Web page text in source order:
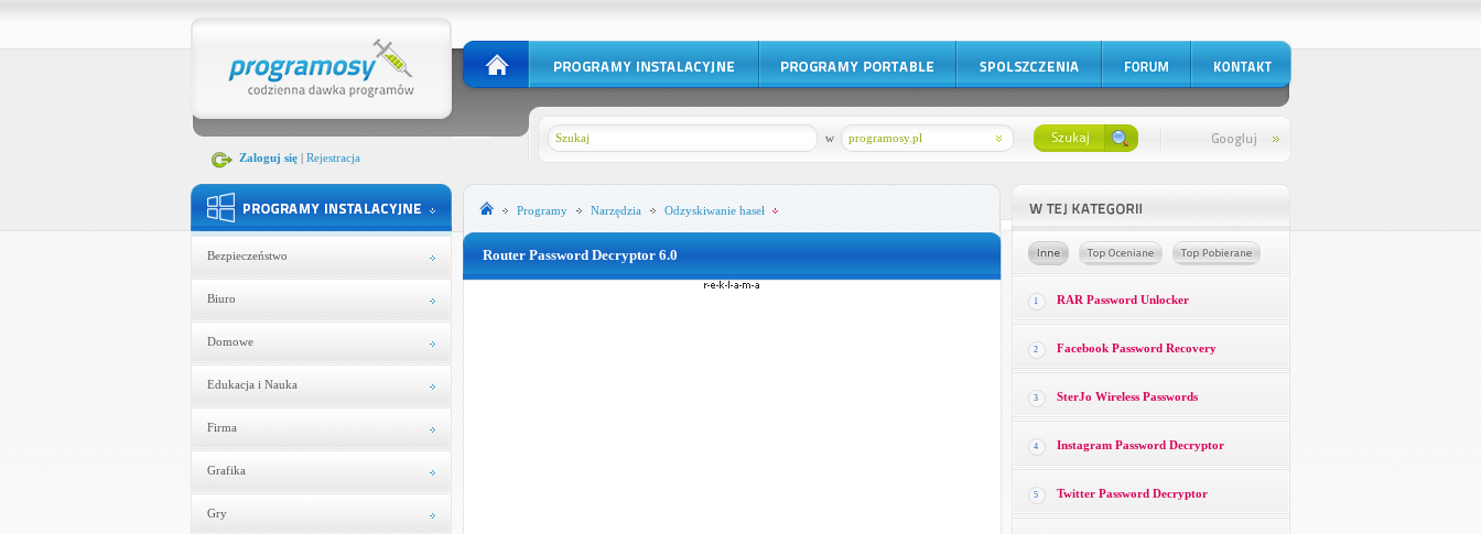
Zaloguj się| Rejestracja
programosy.pl
w
Bezpieczeństwo
Biuro
Domowe
Edukacja i Nauka
Firma
Grafika
Gry
Programy Narzędzia Odzyskiwanie haseł
Router Password Decryptor 6.0
1 RAR Password Unlocker
2 Facebook Password Recovery
3 SterJo Wireless Passwords
4 Instagram Password Decryptor
5 Twitter Password Decryptor